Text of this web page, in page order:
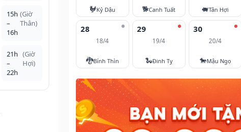
15h
–
16h
(Giờ
Thân)
21h
–
22h
(Giờ
Hợi)
🐓Kỷ Dậu 🐕Canh Tuất 🐖Tân Hợi
28
18/4
🐉Bính Thìn
29
19/4
🐍Đinh Tỵ
30
20/4
🐎Mậu Ngọ